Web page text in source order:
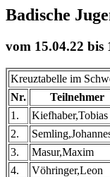
Badische
vom 15.04.22 bis
Kreuztabelle im
Nr.
Teilnehmer
1.
Kiefhaber,Tobias
2.
3.
Masur,Maxim
4.
Vöhringer,Leon